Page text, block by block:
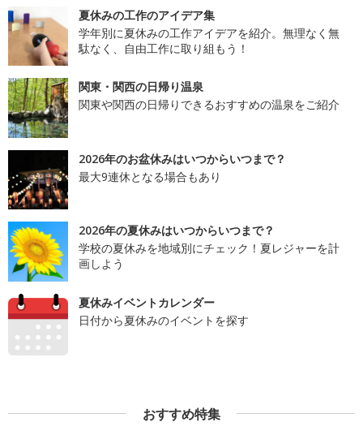
夏休みの工作のアイデア集
学年別に夏休みの工作アイデアを紹介。無理なく無
駄なく、自由工作に取り組もう！
関東・関西の日帰り温泉
関東や関西の日帰りできるおすすめの温泉をご紹介
2026年のお盆休みはいつからいつまで？
最大9連休となる場合もあり
2026年の夏休みはいつからいつまで？
学校の夏休みを地域別にチェック！夏レジャーを計
画しよう
夏休みイベントカレンダー
日付から夏休みのイベントを探す
おすすめ特集